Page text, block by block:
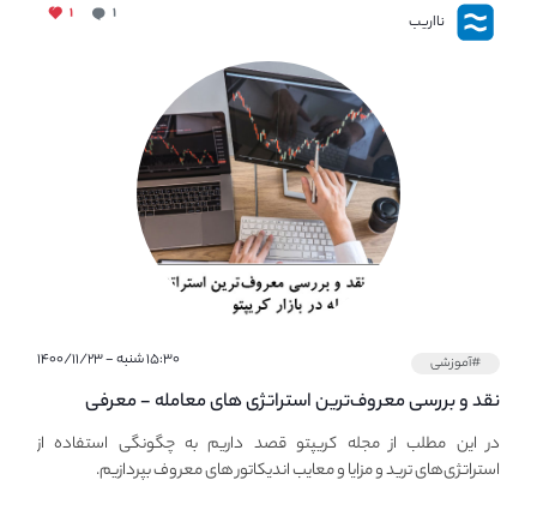
نااریب ۱ ۱
#آموزشی ۱۵:۳۰ شنبه - ۱۴۰۰/۱۱/۲۳
نقد و بررسی معروف‌ترین استراتژی های معامله - معرفی
استراتژی های مهم ترید در بازار کریپتو
در این مطلب از مجله کریپتو قصد داریم به چگونگی استفاده از
استراتژی‌های ترید و مزایا و معایب اندیکاتور های معروف بپردازیم.